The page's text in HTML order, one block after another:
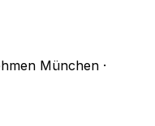
München ·